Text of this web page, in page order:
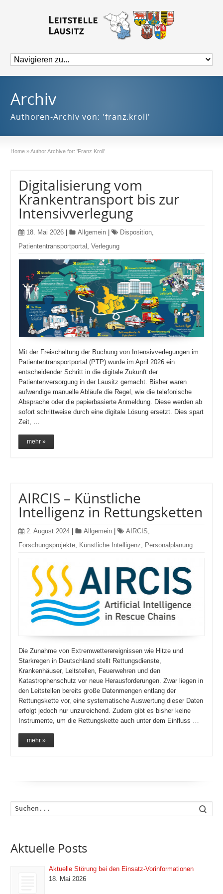
Archiv
Authoren-Archiv von: 'franz.kroll'
Home »Author Archive for: 'Franz Kroll'
Digitalisierung vom
Krankentransport bis zur
Intensivverlegung
18. Mai 2026 Allgemein Disposition,
Patiententransportportal ,Verlegung
Mit der Freischaltung der Buchung von Intensivverlegungen im
Patiententransportportal (PTP) wurde im April 2026 ein
entscheidender Schritt in die digitale Zukunft der
Patientenversorgung in der Lausitz gemacht. Bisher waren
aufwendige manuelle Abläufe die Regel, wie die telefonische
Absprache oder die papierbasierte Anmeldung. Diese werden ab
sofort schrittweise durch eine digitale Lösung ersetzt. Dies spart
Zeit, …
mehr »
AIRCIS – Künstliche
Intelligenz in Rettungsketten
2. August 2024 | Allgemein | AIRCIS
Forschungsprojekte Künstliche Intelligenz Personalplanung
Die Zunahme von Extremwetterereignissen wie Hitze und
Starkregen in Deutschland stellt Rettungsdienste,
Krankenhäuser, Leitstellen, Feuerwehren und den
Katastrophenschutz vor neue Herausforderungen. Zwar liegen in
den Leitstellen bereits große Datenmengen entlang der
Rettungskette vor, eine systematische Auswertung dieser Daten
erfolgt jedoch nur unzureichend. Zudem gibt es bisher keine
Instrumente, um die Rettungskette auch unter dem Einfluss …
mehr »
Aktuelle Posts
Aktuelle Störung bei den Einsatz-Vorinformationen
18. Mai 2026